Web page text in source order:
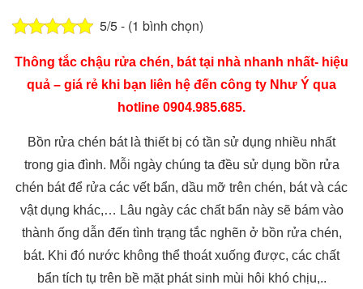
5/5 - (1 bình chọn)
Thông tắc chậu rửa chén, bát tại nhà nhanh nhất- hiệu
quả – giá rẻ khi bạn liên hệ đến công ty Như Ý qua
hotline 0904.985.685.
Bồn rửa chén bát là thiết bị có tần sử dụng nhiều nhất
trong gia đình. Mỗi ngày chúng ta đều sử dụng bồn rửa
chén bát để rửa các vết bẩn, dầu mỡ trên chén, bát và các
vật dụng khác,… Lâu ngày các chất bẩn này sẽ bám vào
thành ống dẫn đến tình trạng tắc nghẽn ở bồn rửa chén,
bát. Khi đó nước không thể thoát xuống được, các chất
bẩn tích tụ trên bề mặt phát sinh mùi hôi khó chịu,..